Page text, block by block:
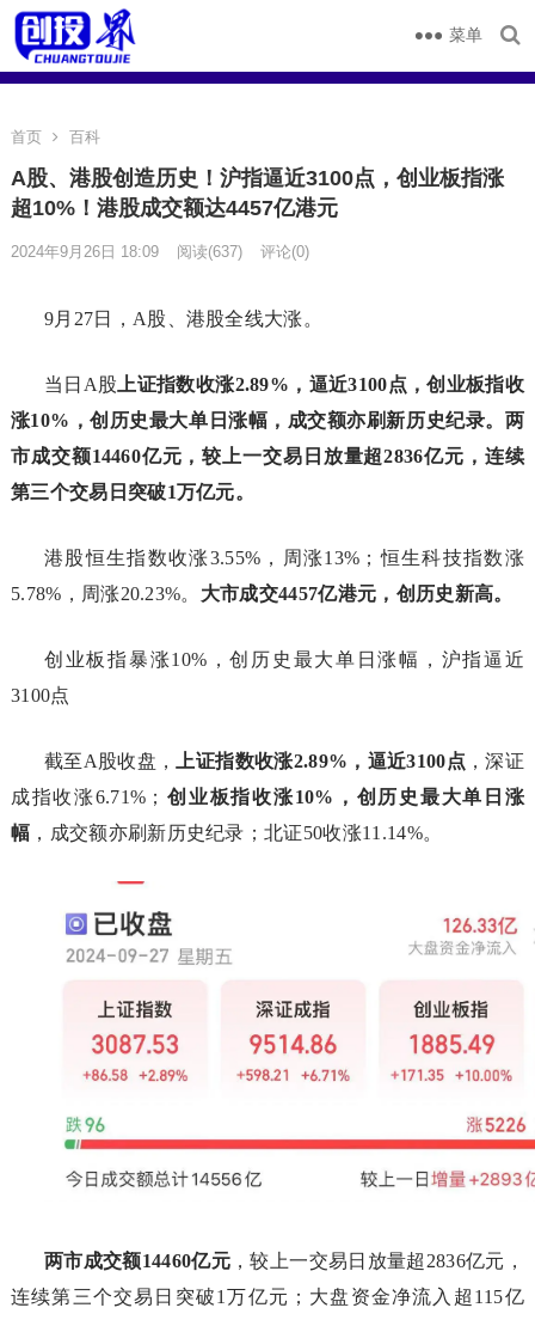
菜单
首页 百科
A股、港股创造历史！沪指逼近3100点，创业板指涨
超10%！港股成交额达4457亿港元
2024年9月26日 18:09 阅读(637) 评论(0)
9月27日，A股、港股全线大涨。
当日A股 上证指数收涨2.89%，逼近3100点，创业板指收
涨10%，创历史最大单日涨幅，成交额亦刷新历史纪录。两
市成交额14460亿元，较上一交易日放量超2836亿元，连续
第三个交易日突破1万亿元。
港股恒生指数收涨3.55%，周涨13%；恒生科技指数涨
5.78%，周涨20.23%。 大市成交4457亿港元，创历史新高。
创业板指暴涨10%，创历史最大单日涨幅，沪指逼近
3100点
截至A股收盘， 上证指数收涨2.89%，逼近3100点 ，深证
成指收涨6.71%； 创业板指收涨10%，创历史最大单日涨
幅 ，成交额亦刷新历史纪录；北证50收涨11.14%。
两市成交额14460亿元 ，较上一交易日放量超2836亿元，
连续第三个交易日突破1万亿元；大盘资金净流入超115亿